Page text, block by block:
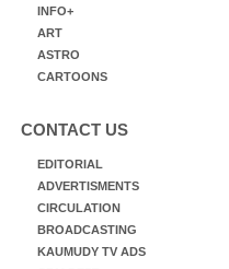
INFO+
ART
ASTRO
CARTOONS
CONTACT US
EDITORIAL
ADVERTISMENTS
CIRCULATION
BROADCASTING
KAUMUDY TV ADS